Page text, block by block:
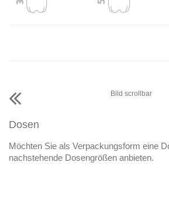
Bild scrollbar
Dosen
Möchten Sie als Verpackungsform eine
nachstehende Dosengrößen anbieten.